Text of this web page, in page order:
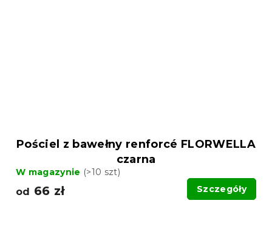
Pościel z bawełny renforcé FLORWELLA
czarna
W magazynie (>10 szt)
od 66 zł Szczegóły